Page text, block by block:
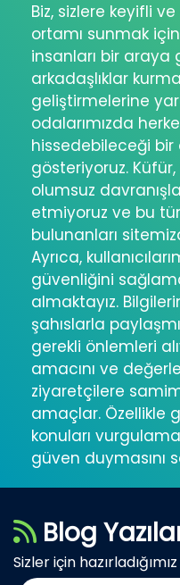
Biz, sizlere keyifli
ortamı sunmak için
insanları bir araya
arkadaşlıklar
geliştirmelerine
odalarımızda
hissedebileceği
gösteriyoruz. Küfür,
olumsuz
etmiyoruz ve bu
bulunanları
Ayrıca,
güvenliğini
almaktayız.
şahıslarla
gerekli önlemleri
amacını ve
ziyaretçilere
amaçlar. Özellikle
konuları
güven duymasını
Blog
Sizler için